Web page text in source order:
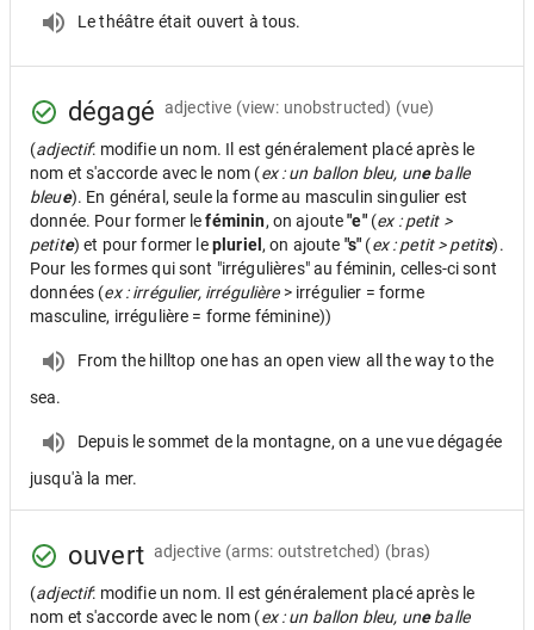
Le théâtre était ouvert à tous.
dégagé adjective (view: unobstructed) (vue)
(adjectif: modifie un nom. Il est généralement placé après le
nom et s'accorde avec le nom (ex : un ballon bleu, uneballe
bleue). En général, seule la forme au masculin singulier est
donnée. Pour former leféminin, on ajoute"e"(ex : petit >
petite) et pour former lepluriel , on ajoute "s" (ex : petit > petits).
Pour les formes qui sont "irrégulières" au féminin, celles-ci sont
données (ex : irrégulier, irrégulière> irrégulier = forme
masculine, irrégulière = forme féminine))
From the hilltop one has an open view all the way to the
sea.
Depuis le sommet de la montagne, on a une vue dégagée
jusqu'à la mer.
ouvert adjective (arms: outstretched) (bras)
(adjectif: modifie un nom. Il est généralement placé après le
nom et s'accorde avec le nom (ex : un ballon bleu, uneballe